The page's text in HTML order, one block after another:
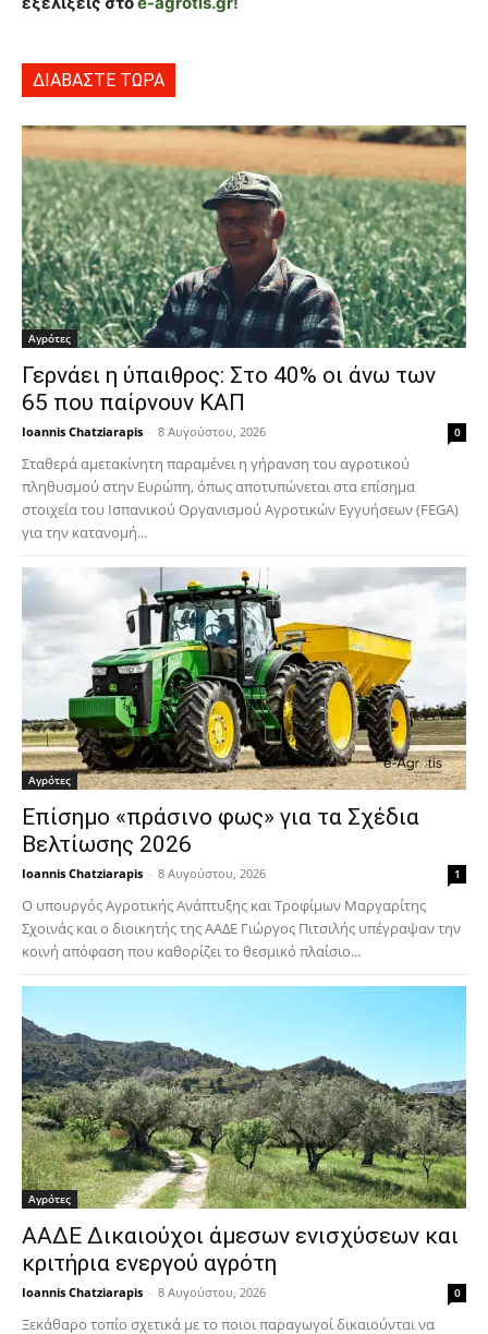
ΔΙΑΒΑΣΤΕ ΤΩΡΑ
Αγρότες
Γερνάει η ύπαιθρος: Στο 40% οι άνω των
65 που παίρνουν ΚΑΠ
Ioannis Chatziarapis - 8 Αυγούστου, 2026 0
Σταθερά αμετακίνητη παραμένει η γήρανση του αγροτικού
πληθυσμού στην Ευρώπη, όπως αποτυπώνεται στα επίσημα
στοιχεία του Ισπανικού Οργανισμού Αγροτικών Εγγυήσεων (FEGA)
για την κατανομή...
Αγρότες
Επίσημο «πράσινο φως» για τα Σχέδια
Βελτίωσης 2026
Ioannis Chatziarapis - 8 Αυγούστου, 2026 1
Ο υπουργός Αγροτικής Ανάπτυξης και Τροφίμων Μαργαρίτης
Σχοινάς και ο διοικητής της ΑΑΔΕ Γιώργος Πιτσιλής υπέγραψαν την
κοινή απόφαση που καθορίζει το θεσμικό πλαίσιο...
Αγρότες
ΑΑΔΕ Δικαιούχοι άμεσων ενισχύσεων και
κριτήρια ενεργού αγρότη
Ioannis Chatziarapis - 8 Αυγούστου, 2026 0
Ξεκάθαρο τοπίο σχετικά με το ποιοι παραγωγοί δικαιούνται να